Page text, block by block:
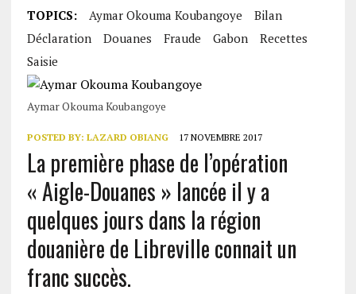
TOPICS: Aymar Okouma Koubangoye
Bilan
Déclaration
Douanes Fraude Gabon
Recettes
Saisie
Aymar Okouma Koubangoye
POSTED BY: LAZARD OBIANG 17 NOVEMBRE 2017
La première phase de l’opération
« Aigle-Douanes » lancée il y a
quelques jours dans la région
douanière de Libreville connait un
franc succès.